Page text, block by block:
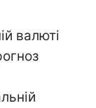
валюті